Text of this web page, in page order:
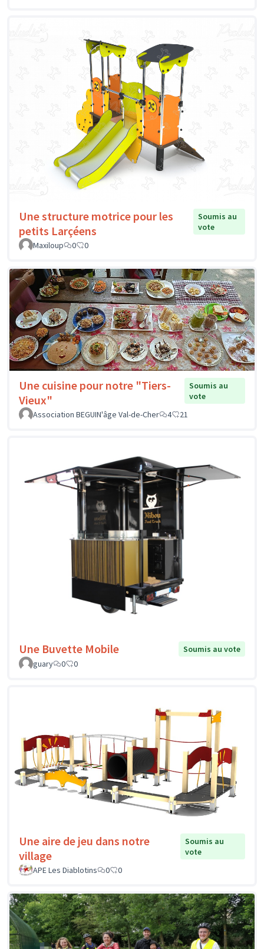
Une structure motrice pour les
petits Larçéens
Soumis au
vote
Maxiloup
0 0
Une cuisine pour notre "Tiers-
Vieux"
Soumis au
vote
Association BEGUIN'âge Val-de-Cher
4 21
Une Buvette Mobile
Soumis au vote
guary
0 0
Une aire de jeu dans notre
village
Soumis au
vote
APE Les Diablotins
0 0